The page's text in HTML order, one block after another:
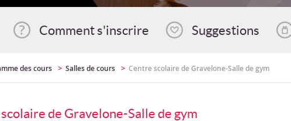
Comment s'inscrire Suggestions
des cours > Salles de cours > Centre scolaire de Gravelone-Salle de gym
de Gravelone-Salle de gym